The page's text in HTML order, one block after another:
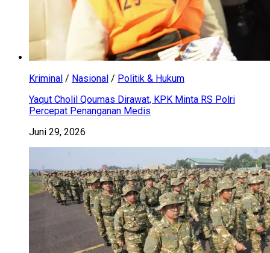
Kriminal / Nasional / Politik & Hukum
Yaqut Cholil Qoumas Dirawat, KPK Minta RS Polri
Percepat Penanganan Medis
Juni 29, 2026